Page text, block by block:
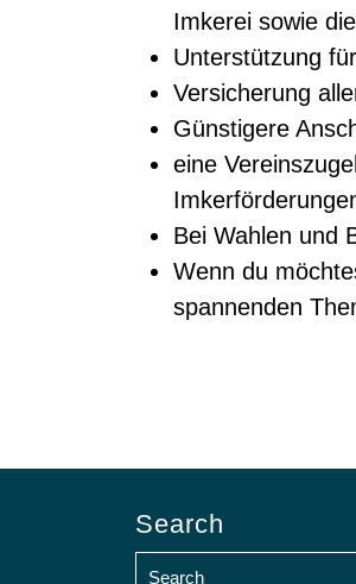
Imkerei sowie
Unterstützung
Versicherung
Günstigere
eine
Bei Wahlen und
Wenn du
spannenden
Search